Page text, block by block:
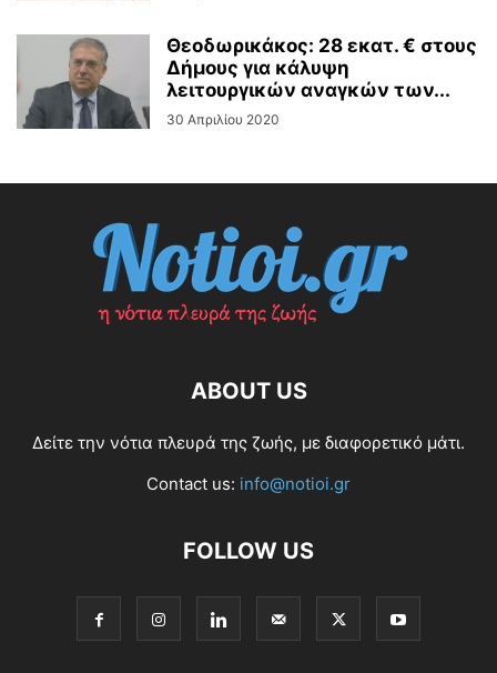
Θεοδωρικάκος: 28 εκατ. € στους
Δήμους για κάλυψη
λειτουργικών αναγκών των...
30 Απριλίου 2020
ABOUT US
Δείτε την νότια πλευρά της ζωής, με διαφορετικό μάτι.
Contact us: info@notioi.gr
FOLLOW US